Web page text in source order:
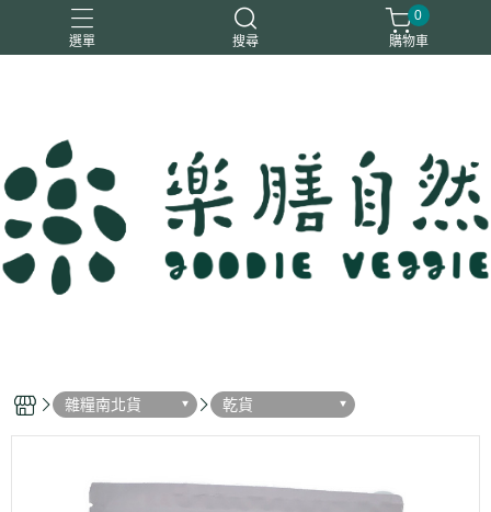
選單 搜尋
一樂鶴
0
購物車
雜糧南北貨 乾貨